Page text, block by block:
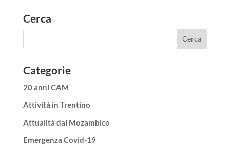
Cerca
Categorie
20 anni CAM
Attività in Trentino
Attualità dal Mozambico
Emergenza Covid-19